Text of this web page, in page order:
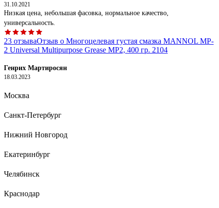
31.10.2021
Низкая цена, небольшая фасовка, нормальное качество,
универсальность.
23 отзываОтзыв о Многоцелевая густая смазка MANNOL MP-
2 Universal Multipurpose Grease MP2, 400 гр. 2104
Генрих Мартиросян
18.03.2023
400 г GT OIL 4640005941333
Николай
17.01.2020
- 40 до +180 . Практически высокотемпературка. Закладываю и в
Москва
Санкт-Петербург
Нижний Новгород
Екатеринбург
Челябинск
Краснодар